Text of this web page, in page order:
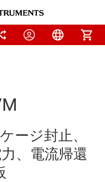
ージ封止、
、電流帰還